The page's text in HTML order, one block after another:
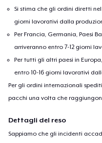
Si stima che gli ordini diretti
giorni lavorativi dalla
Per Francia, Germania, Paesi
arriveranno entro 7-12 giorni
Per tutti gli altri paesi in
entro 10-16 giorni lavorativi
Per gli ordini internazionali
pacchi una volta che
Dettagli del reso
Sappiamo che gli incidenti